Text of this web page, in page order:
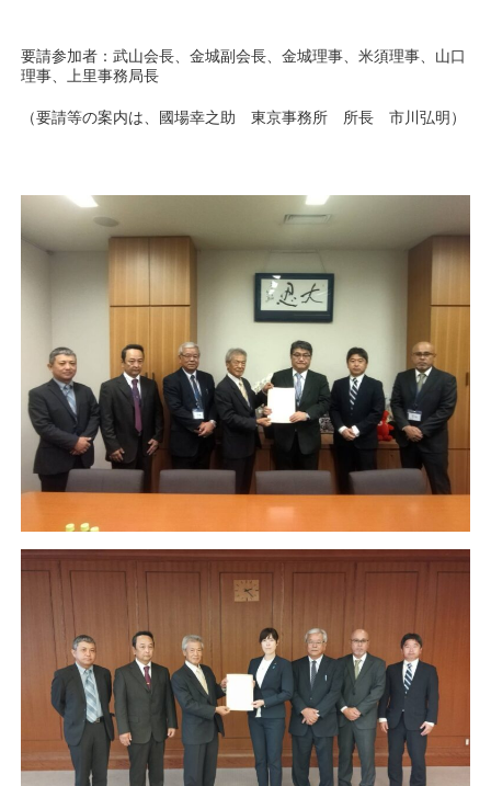
要請参加者：武山会長、金城副会長、金城理事、米須理事、山口
理事、上里事務局長
（要請等の案内は、國場幸之助 東京事務所 所長 市川弘明）